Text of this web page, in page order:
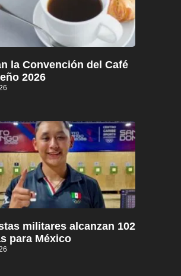
la Convención del Café
2026
militares alcanzan 102
para México